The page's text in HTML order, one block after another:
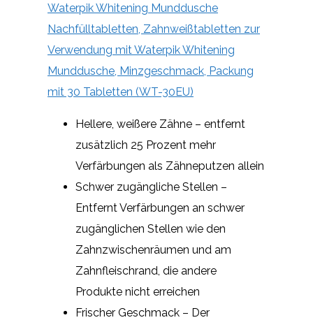
Waterpik Whitening Munddusche
Nachfülltabletten, Zahnweißtabletten zur
Verwendung mit Waterpik Whitening
Munddusche, Minzgeschmack, Packung
mit 30 Tabletten (WT-30EU)
Hellere, weißere Zähne – entfernt
zusätzlich 25 Prozent mehr
Verfärbungen als Zähneputzen allein
Schwer zugängliche Stellen –
Entfernt Verfärbungen an schwer
zugänglichen Stellen wie den
Zahnzwischenräumen und am
Zahnfleischrand, die andere
Produkte nicht erreichen
Frischer Geschmack – Der